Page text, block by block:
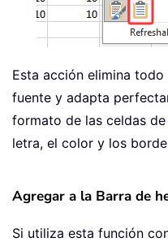
Esta acción elimina
fuente y adapta
formato de las celdas
letra, el color y los
Agregar a la Barra de
Si utiliza esta función